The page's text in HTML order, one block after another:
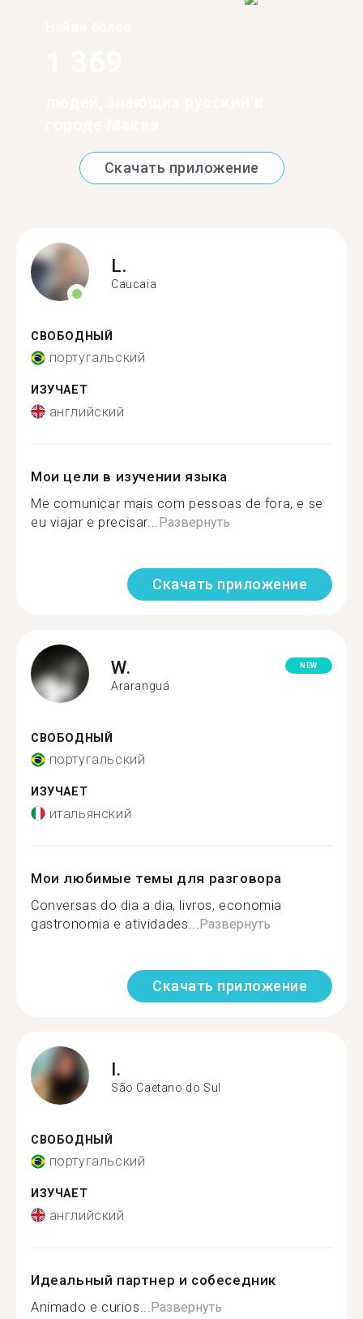
Скачать приложение
L.
Caucaia
СВОБОДНЫЙ
португальский
ИЗУЧАЕТ
английский
Мои цели в изучении языка
Me comunicar mais com pessoas de fora, e se
eu viajar e precisar... Развернуть
Скачать приложение
W.
Araranguá
NEW
СВОБОДНЫЙ
португальский
ИЗУЧАЕТ
итальянский
Мои любимые темы для разговора
Conversas do dia a dia, livros, economia
gastronomia e atividades... Развернуть
Скачать приложение
I.
São Caetano do Sul
СВОБОДНЫЙ
португальский
ИЗУЧАЕТ
английский
Идеальный партнер и собеседник
Animado e curios... Развернуть